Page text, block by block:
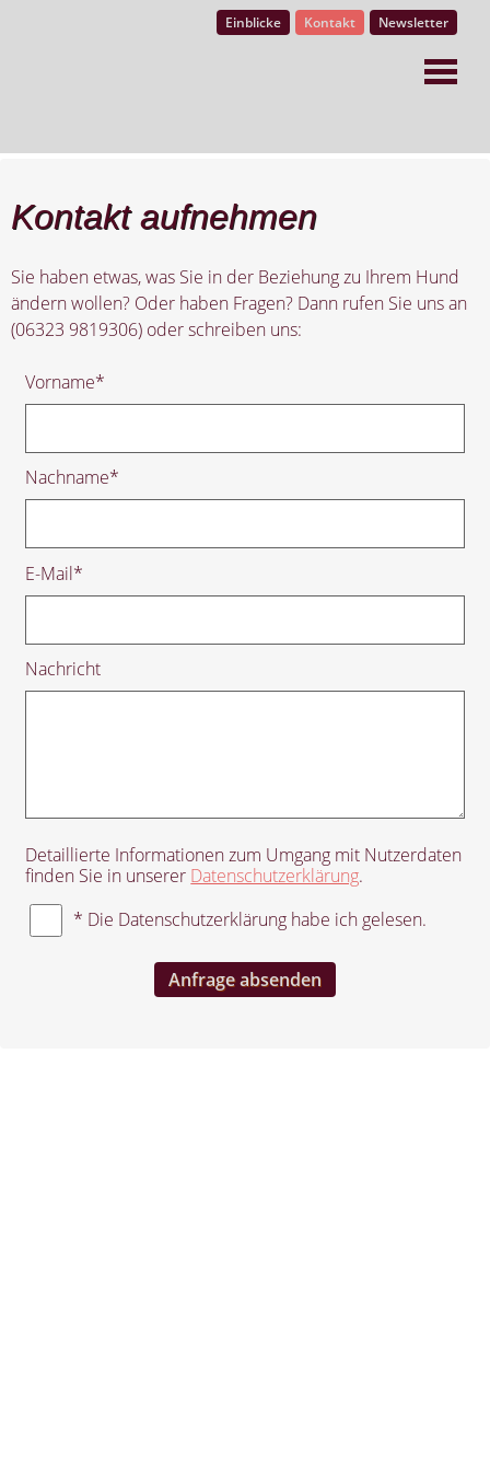
Einblicke Kontakt Newsletter
Kontakt aufnehmen
Sie haben etwas, was Sie in der Beziehung zu Ihrem Hund
ändern wollen? Oder haben Fragen? Dann rufen Sie uns an
(06323 9819306) oder schreiben uns:
Vorname*
Nachname*
E-Mail*
Nachricht
Detaillierte Informationen zum Umgang mit Nutzerdaten
finden Sie in unserer Datenschutzerklärung.
* Die Datenschutzerklärung habe ich gelesen.
Anfrage absenden